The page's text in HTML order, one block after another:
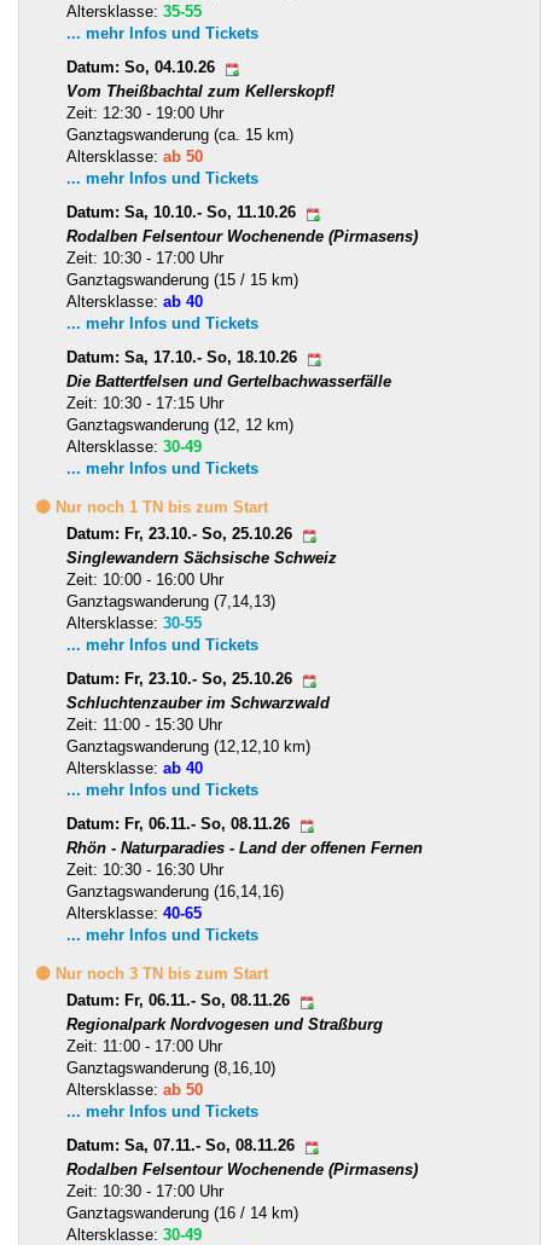
Altersklasse: 35-55
... mehr Infos und Tickets
Datum: So, 04.10.26
Vom Theißbachtal zum Kellerskopf!
Zeit: 12:30 - 19:00 Uhr
Ganztagswanderung (ca. 15 km)
Altersklasse: ab 50
... mehr Infos und Tickets
Datum: Sa, 10.10.- So, 11.10.26
Rodalben Felsentour Wochenende (Pirmasens)
Zeit: 10:30 - 17:00 Uhr
Ganztagswanderung (15 / 15 km)
Altersklasse: ab 40
... mehr Infos und Tickets
Datum: Sa, 17.10.- So, 18.10.26
Die Battertfelsen und Gertelbachwasserfälle
Zeit: 10:30 - 17:15 Uhr
Ganztagswanderung (12, 12 km)
Altersklasse: 30-49
... mehr Infos und Tickets
🟡 Nur noch 1 TN bis zum Start
Datum: Fr, 23.10.- So, 25.10.26
Singlewandern Sächsische Schweiz
Zeit: 10:00 - 16:00 Uhr
Ganztagswanderung (7,14,13)
Altersklasse: 30-55
... mehr Infos und Tickets
Datum: Fr, 23.10.- So, 25.10.26
Schluchtenzauber im Schwarzwald
Zeit: 11:00 - 15:30 Uhr
Ganztagswanderung (12,12,10 km)
Altersklasse: ab 40
... mehr Infos und Tickets
Datum: Fr, 06.11.- So, 08.11.26
Rhön - Naturparadies - Land der offenen Fernen
Zeit: 10:30 - 16:30 Uhr
Ganztagswanderung (16,14,16)
Altersklasse: 40-65
... mehr Infos und Tickets
🟡 Nur noch 3 TN bis zum Start
Datum: Fr, 06.11.- So, 08.11.26
Regionalpark Nordvogesen und Straßburg
Zeit: 11:00 - 17:00 Uhr
Ganztagswanderung (8,16,10)
Altersklasse: ab 50
... mehr Infos und Tickets
Datum: Sa, 07.11.- So, 08.11.26
Rodalben Felsentour Wochenende (Pirmasens)
Zeit: 10:30 - 17:00 Uhr
Ganztagswanderung (16 / 14 km)
Altersklasse: 30-49